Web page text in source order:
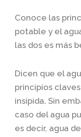
Conoce las
potable y el
las dos es más
Dicen que el
principios
insípida. Sin
caso del agua
es decir, agua